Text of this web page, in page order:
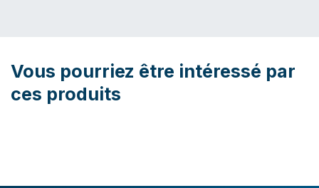
Vous pourriez être intéressé par
ces produits